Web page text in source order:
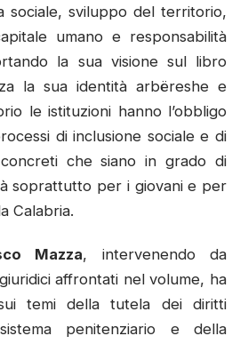
sociale, sviluppo del territorio,
umano e responsabilità
la sua visione sul libro
la sua identità arbëreshe e
le istituzioni hanno l’obbligo
di inclusione sociale e di
che siano in grado di
soprattutto per i giovani e per
Calabria.
Mazza, intervenendo da
affrontati nel volume, ha
temi della tutela dei diritti
penitenziario e della